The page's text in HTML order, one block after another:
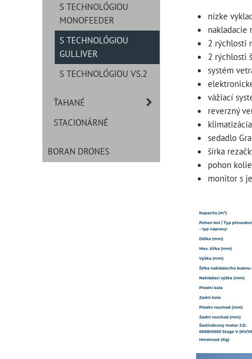
nízke
nakladacie
2 rýchlosti
2 rýchlosti
systém
vážiací
reverzný
klimatizácia
sedadlo
šírka
pohon
monitor s
S TECHNOLÓGIOU
MONOFEEDER
S TECHNOLÓGIOU
GULLIVER
S TECHNOLÓGIOU VS.2
ŤAHANÉ
STACIONÁRNÉ
BORAN DRONES